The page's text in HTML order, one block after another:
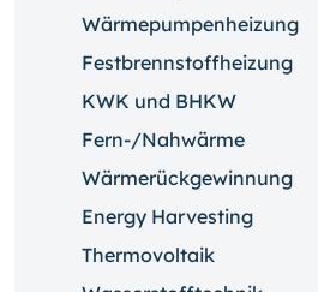
Wärmepumpenheizung
Festbrennstoffheizung
KWK und BHKW
Fern-/Nahwärme
Wärmerückgewinnung
Energy Harvesting
Thermovoltaik